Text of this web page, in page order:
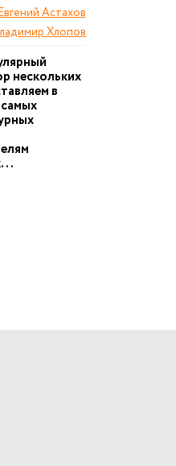
Астахов
Хлопов
нескольких
в